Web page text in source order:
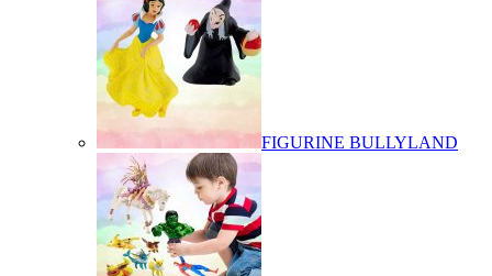
FIGURINE BULLYLAND